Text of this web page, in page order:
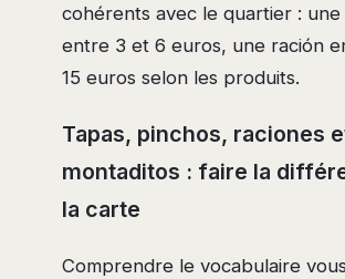
cohérents avec le quartier : une
entre 3 et 6 euros, une ración
15 euros selon les produits.
Tapas, pinchos, raciones
montaditos : faire la
la carte
Comprendre le vocabulaire